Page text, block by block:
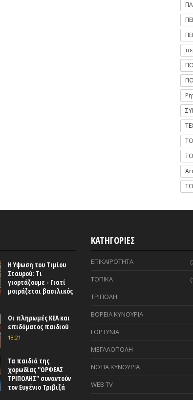
Η Υψωση του Τιμίου
Σταυρού: Τι
γιορτάζουμε - Γιατί
μοιράζεται βασιλικός
Οι πληρωμές ΚΕΑ και
επιδόματος παιδιού
18:21
Τα παιδιά της
χορωδίας ''ΟΡΦΕΑΣ
ΤΡΙΠΟΛΗΣ'' συναντούν
τον Ευγένιο Τριβιζά
ΚΑΤΗΓΟΡΙΕΣ
ΕΠΙΚΑΙΡΟΤΗΤΑ
ΤΟΠΙΚΑ
ΤΡΙΠΟΛΗ
ΒΟΡΕΙΑ ΚΥΝΟΥΡΙΑ
ΓΟΡΤΥΝΙΑ
ΜΕΓΑΛΟΠΟΛΗ
ΝΟΤΙΑ ΚΥΝΟΥΡΙΑ
WEB TV